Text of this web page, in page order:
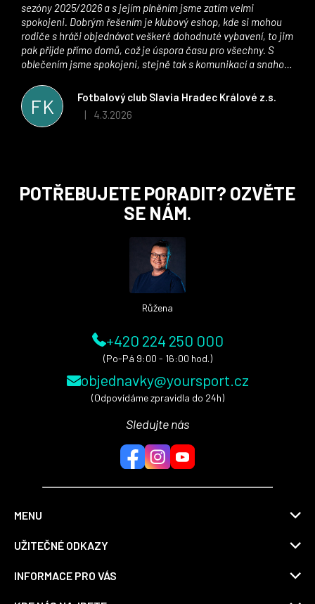
FK
Fotbalový club Slavia Hradec Králové z.s.
Hodnocení obchodu je 5 z 5 hvězdiček.
| 4.3.2026
sezóny 2025/2026 a s jejím plněním jsme zatím velmi
spokojeni. Dobrým řešením je klubový eshop, kde si mohou
rodiče s hráči objednávat veškeré dohodnuté vybavení, to jim
pak přijde přímo domů, což je úspora času pro všechny. S
oblečením jsme spokojeni, stejně tak s komunikací a snahou
stran. Věříme, že v tomto duchu bude spolupráce pokračovat
i nadále, nyní už začínáme řešit i první sady dresů ;)
POTŘEBUJETE PORADIT? OZVĚTE
SE NÁM.
Růžena
+420 224 250 000
(Po-Pá 9:00 - 16:00 hod.)
objednavky@yoursport.cz
(Odpovídáme zpravidla do 24h)
Sledujte nás
MENU
UŽITEČNÉ ODKAZY
INFORMACE PRO VÁS